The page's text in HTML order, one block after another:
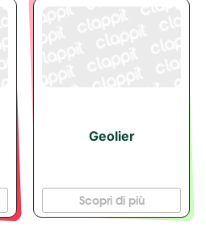
Geolier
Scopri di più